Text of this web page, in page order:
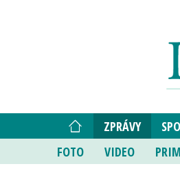
ZPRÁVY
FOTO
VIDEO